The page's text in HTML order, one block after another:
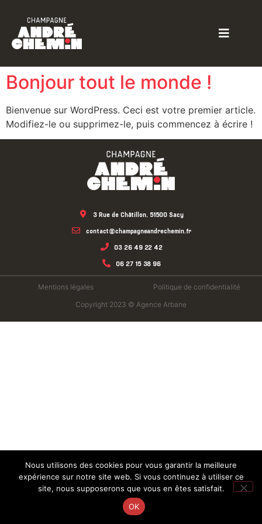
Bonjour tout le monde !
Bienvenue sur WordPress. Ceci est votre premier article.
Modifiez-le ou supprimez-le, puis commencez à écrire !
3 Rue de Châtillon, 51500 Sacy
contact@champagneandrechemin.fr
03 26 49 22 42
06 27 15 38 96
Mentions légales
Politique de confidentialité
Copyright 2023 © Agence Arbane
Nous utilisons des cookies pour vous garantir la meilleure
expérience sur notre site web. Si vous continuez à utiliser ce
site, nous supposerons que vous en êtes satisfait.
OK